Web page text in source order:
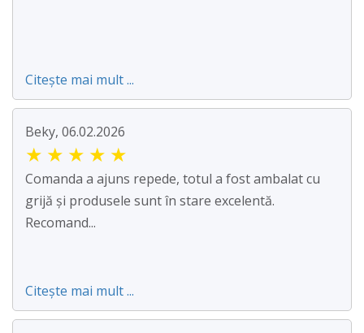
Citește mai mult ...
Beky, 06.02.2026
★ ★ ★ ★ ★
Comanda a ajuns repede, totul a fost ambalat cu
grijă și produsele sunt în stare excelentă.
Recomand...
Citește mai mult ...